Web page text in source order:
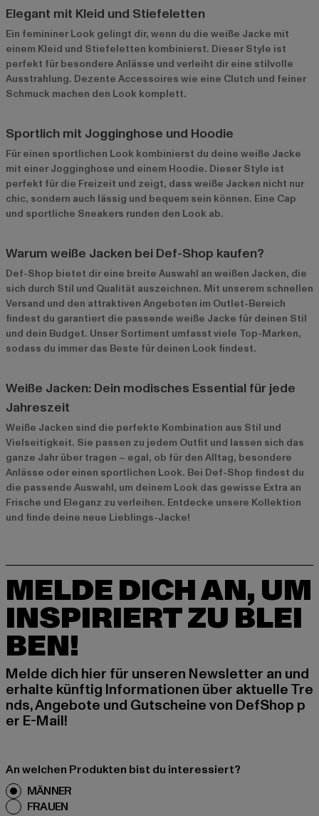
Elegant mit Kleid und Stiefeletten
Ein femininer Look gelingt dir, wenn du die weiße Jacke mit
einem Kleid und Stiefeletten kombinierst. Dieser Style ist
perfekt für besondere Anlässe und verleiht dir eine stilvolle
Ausstrahlung. Dezente Accessoires wie eine Clutch und feiner
Schmuck machen den Look komplett.
Sportlich mit Jogginghose und Hoodie
Für einen sportlichen Look kombinierst du deine weiße Jacke
mit einer Jogginghose und einem Hoodie. Dieser Style ist
perfekt für die Freizeit und zeigt, dass weiße Jacken nicht nur
chic, sondern auch lässig und bequem sein können. Eine Cap
und sportliche Sneakers runden den Look ab.
Warum weiße Jacken bei Def-Shop kaufen?
Def-Shop bietet dir eine breite Auswahl an weißen Jacken, die
sich durch Stil und Qualität auszeichnen. Mit unserem schnellen
Versand und den attraktiven Angeboten im Outlet-Bereich
findest du garantiert die passende weiße Jacke für deinen Stil
und dein Budget. Unser Sortiment umfasst viele Top-Marken,
sodass du immer das Beste für deinen Look findest.
Weiße Jacken: Dein modisches Essential für jede
Jahreszeit
Weiße Jacken sind die perfekte Kombination aus Stil und
Vielseitigkeit. Sie passen zu jedem Outfit und lassen sich das
ganze Jahr über tragen – egal, ob für den Alltag, besondere
Anlässe oder einen sportlichen Look. Bei Def-Shop findest du
die passende Auswahl, um deinem Look das gewisse Extra an
Frische und Eleganz zu verleihen. Entdecke unsere Kollektion
und finde deine neue Lieblings-Jacke!
MELDE DICH AN, UM
INSPIRIERT ZU BLEI
BEN!
Melde dich hier für unseren Newsletter an und
erhalte künftig Informationen über aktuelle Tre
nds, Angebote und Gutscheine von DefShop p
er E-Mail!
An welchen Produkten bist du interessiert?
MÄNNER
FRAUEN